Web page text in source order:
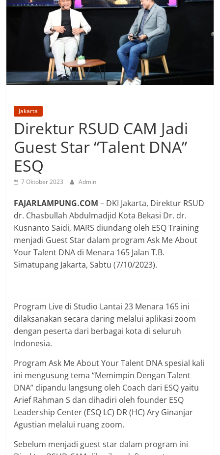
Jakarta
Direktur RSUD CAM Jadi
Guest Star “Talent DNA”
ESQ
7 Oktober 2023 Admin
FAJARLAMPUNG.COM– DKI Jakarta, Direktur RSUD
dr. Chasbullah Abdulmadjid Kota Bekasi Dr. dr.
Kusnanto Saidi, MARS diundang oleh ESQ Training
menjadi Guest Star dalam program Ask Me About
Your Talent DNA di Menara 165 Jalan T.B.
Simatupang Jakarta, Sabtu (7/10/2023).
Program Live di Studio Lantai 23 Menara 165 ini
dilaksanakan secara daring melalui aplikasi zoom
dengan peserta dari berbagai kota di seluruh
Indonesia.
Program Ask Me About Your Talent DNA spesial kali
ini mengusung tema “Memimpin Dengan Talent
DNA” dipandu langsung oleh Coach dari ESQ yaitu
Arief Rahman S dan dihadiri oleh founder ESQ
Leadership Center (ESQ LC) DR (HC) Ary Ginanjar
Agustian melalui ruang zoom.
Sebelum menjadi guest star dalam program ini